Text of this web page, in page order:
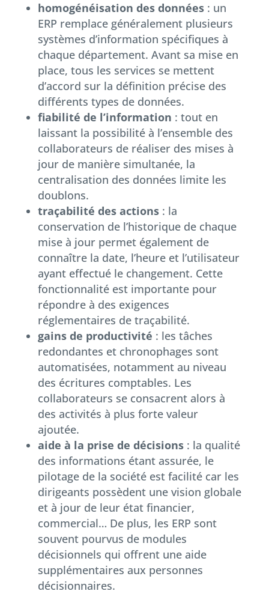
homogénéisation des données: un
ERP remplace généralement plusieurs
systèmes d’information spécifiques à
chaque département. Avant sa mise en
place, tous les services se mettent
d’accord sur la définition précise des
différents types de données.
fiabilité de l’information : tout en
laissant la possibilité à l’ensemble des
collaborateurs de réaliser des mises à
jour de manière simultanée, la
centralisation des données limite les
doublons.
traçabilité des actions: la
conservation de l’historique de chaque
mise à jour permet également de
connaître la date, l’heure et l’utilisateur
ayant effectué le changement. Cette
fonctionnalité est importante pour
répondre à des exigences
réglementaires de traçabilité.
gains de productivité : les tâches
redondantes et chronophages sont
automatisées, notamment au niveau
des écritures comptables. Les
collaborateurs se consacrent alors à
des activités à plus forte valeur
ajoutée.
aide à la prise de décisions: la qualité
des informations étant assurée, le
pilotage de la société est facilité car les
dirigeants possèdent une vision globale
et à jour de leur état financier,
commercial… De plus, les ERP sont
souvent pourvus de modules
décisionnels qui offrent une aide
supplémentaires aux personnes
décisionnaires.